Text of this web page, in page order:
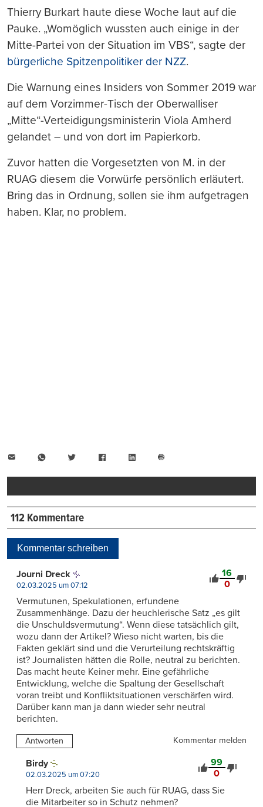
Thierry Burkart haute diese Woche laut auf die
Pauke. „Womöglich wussten auch einige in der
Mitte-Partei von der Situation im VBS“, sagte der
bürgerliche Spitzenpolitiker der NZZ.
Die Warnung eines Insiders von Sommer 2019 war
auf dem Vorzimmer-Tisch der Oberwalliser
„Mitte“-Verteidigungsministerin Viola Amherd
gelandet – und von dort im Papierkorb.
Zuvor hatten die Vorgesetzten von M. in der
RUAG diesem die Vorwürfe persönlich erläutert.
Bring das in Ordnung, sollen sie ihm aufgetragen
haben. Klar, no problem.
WhatsAppTwitter FacebookLinkedIn
drucken
112 Kommentare
Kommentar schreiben
16
0
Journi Dreck
02.03.2025 um 07:12
Vermutunen, Spekulationen, erfundene
Zusammenhänge. Dazu der heuchlerische Satz „es gilt
die Unschuldsvermutung“. Wenn diese tatsächlich gilt,
wozu dann der Artikel? Wieso nicht warten, bis die
Fakten geklärt sind und die Verurteilung rechtskräftig
ist? Journalisten hätten die Rolle, neutral zu berichten.
Das macht heute Keiner mehr. Eine gefährliche
Entwicklung, welche die Spaltung der Gesellschaft
voran treibt und Konfliktsituationen verschärfen wird.
Darüber kann man ja dann wieder sehr neutral
berichten.
Antworten Kommentar melden
99
0
Birdy
02.03.2025 um 07:20
Herr Dreck, arbeiten Sie auch für RUAG, dass Sie
die Mitarbeiter so in Schutz nehmen?